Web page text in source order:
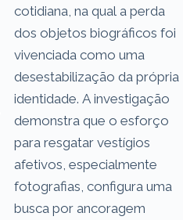
cotidiana, na qual a perda
dos objetos biográficos foi
vivenciada como uma
desestabilização da própria
identidade. A investigação
demonstra que o esforço
para resgatar vestígios
afetivos, especialmente
fotografias, configura uma
busca por ancoragem